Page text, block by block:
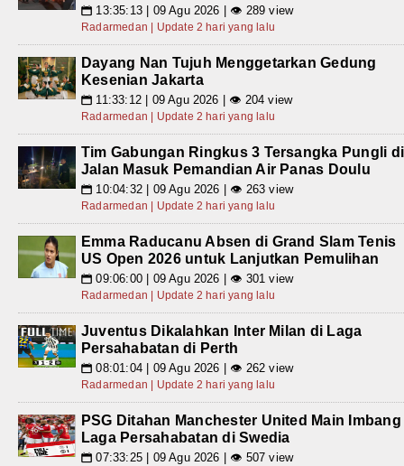
📅 13:35:13 | 09 Agu 2026 | 👁 289 view
Radarmedan | Update 2 hari yang lalu
Dayang Nan Tujuh Menggetarkan Gedung
Kesenian Jakarta
📅 11:33:12 | 09 Agu 2026 | 👁 204 view
Radarmedan | Update 2 hari yang lalu
Tim Gabungan Ringkus 3 Tersangka Pungli di
Jalan Masuk Pemandian Air Panas Doulu
📅 10:04:32 | 09 Agu 2026 | 👁 263 view
Radarmedan | Update 2 hari yang lalu
Emma Raducanu Absen di Grand Slam Tenis
US Open 2026 untuk Lanjutkan Pemulihan
📅 09:06:00 | 09 Agu 2026 | 👁 301 view
Radarmedan | Update 2 hari yang lalu
Juventus Dikalahkan Inter Milan di Laga
Persahabatan di Perth
📅 08:01:04 | 09 Agu 2026 | 👁 262 view
Radarmedan | Update 2 hari yang lalu
PSG Ditahan Manchester United Main Imbang
Laga Persahabatan di Swedia
📅 07:33:25 | 09 Agu 2026 | 👁 507 view